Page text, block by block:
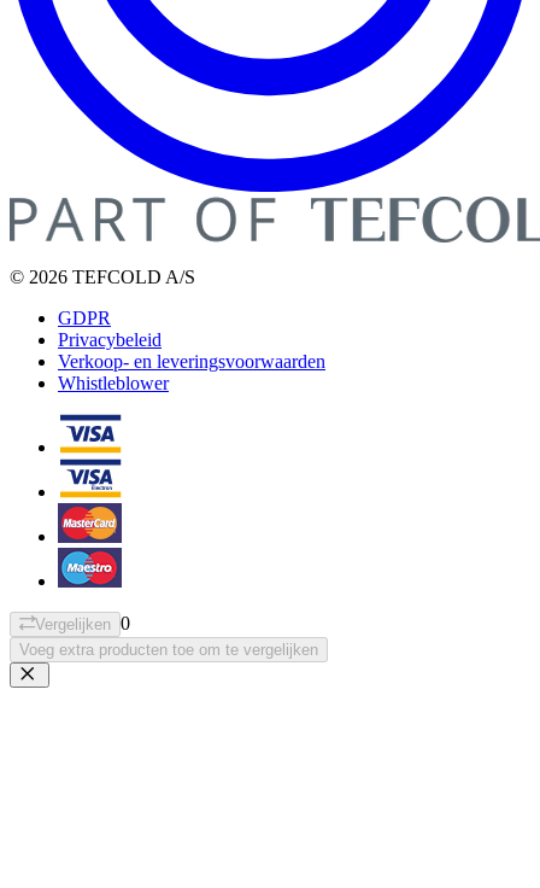
© 2026 TEFCOLD A/S
GDPR
Privacybeleid
Verkoop- en leveringsvoorwaarden
Whistleblower
Vergelijken 0
Voeg extra producten toe om te vergelijken